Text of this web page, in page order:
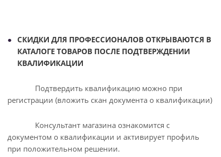
СКИДКИ ДЛЯ ПРОФЕССИОНАЛОВ ОТКРЫВАЮТСЯ В
КАТАЛОГЕ ТОВАРОВ ПОСЛЕ ПОДТВЕРЖДЕНИИ
КВАЛИФИКАЦИИ
Подтвердить квалификацию можно при
регистрации (вложить скан документа о квалификации)
Консультант магазина ознакомится с
документом о квалификации и активирует профиль
при положительном решении.